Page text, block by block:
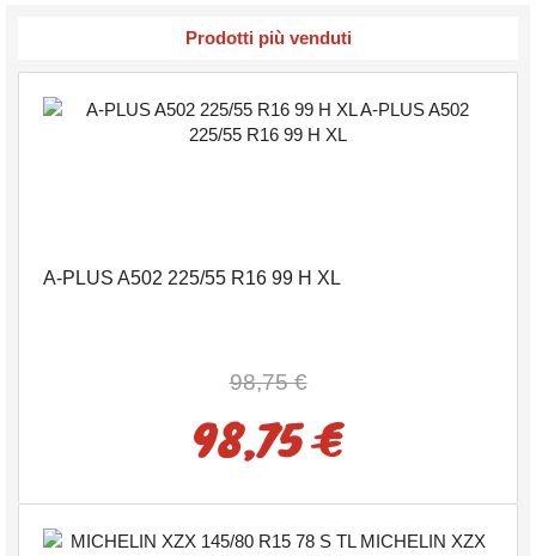
Prodotti più venduti
A-PLUS A502 225/55 R16 99 H XL
98,75 €
98,75 €